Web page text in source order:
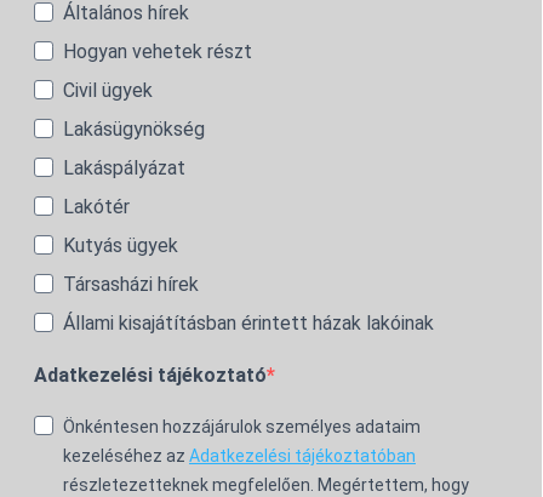
Általános hírek
Hogyan vehetek részt
Civil ügyek
Lakásügynökség
Lakáspályázat
Lakótér
Kutyás ügyek
Társasházi hírek
Állami kisajátításban érintett házak lakóinak
Adatkezelési tájékoztató
Önkéntesen hozzájárulok személyes adataim
kezeléséhez az Adatkezelési tájékoztatóban
részletezetteknek megfelelően. Megértettem, hogy